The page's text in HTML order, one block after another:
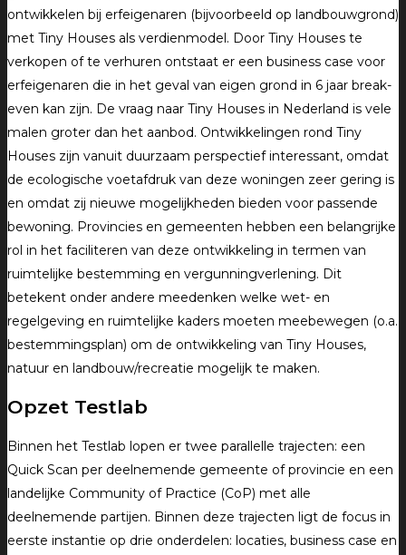
ontwikkelen bij erfeigenaren (bijvoorbeeld op landbouwgrond)
met Tiny Houses als verdienmodel. Door Tiny Houses te
verkopen of te verhuren ontstaat er een business case voor
erfeigenaren die in het geval van eigen grond in 6 jaar break-
even kan zijn. De vraag naar Tiny Houses in Nederland is vele
malen groter dan het aanbod. Ontwikkelingen rond Tiny
Houses zijn vanuit duurzaam perspectief interessant, omdat
de ecologische voetafdruk van deze woningen zeer gering is
en omdat zij nieuwe mogelijkheden bieden voor passende
bewoning. Provincies en gemeenten hebben een belangrijke
rol in het faciliteren van deze ontwikkeling in termen van
ruimtelijke bestemming en vergunningverlening. Dit
betekent onder andere meedenken welke wet- en
regelgeving en ruimtelijke kaders moeten meebewegen (o.a.
bestemmingsplan) om de ontwikkeling van Tiny Houses,
natuur en landbouw/recreatie mogelijk te maken.
Opzet Testlab
Binnen het Testlab lopen er twee parallelle trajecten: een
Quick Scan per deelnemende gemeente of provincie en een
landelijke Community of Practice (CoP) met alle
deelnemende partijen. Binnen deze trajecten ligt de focus in
eerste instantie op drie onderdelen: locaties, business case en